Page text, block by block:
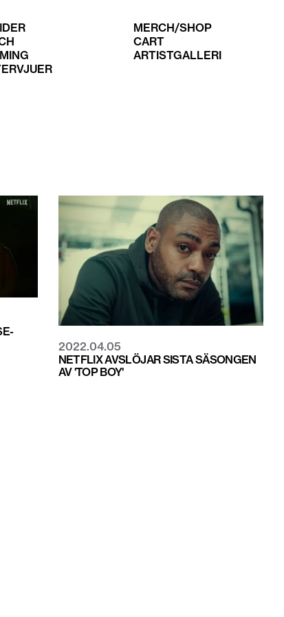
MERCH/SHOP
CART
ARTISTGALLERI
2022.04.05
NETFLIX AVSLÖJAR SISTA SÄSONGEN
AV 'TOP BOY'